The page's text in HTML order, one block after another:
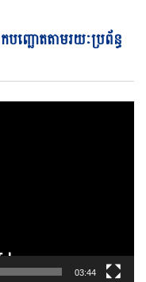
ញ្ឆោតតាមរយៈប្រព័ន្ធ
03:44